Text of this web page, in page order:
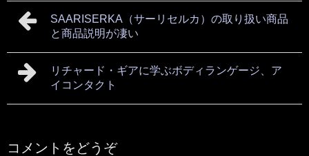
SAARISERKA（サーリセルカ）の取り扱い商品
と商品説明が凄い
リチャード・ギアに学ぶボディランゲージ、ア
イコンタクト
コメントをどうぞ